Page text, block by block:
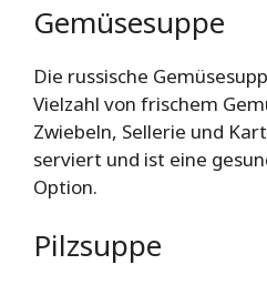
Gemüsesuppe
Die russische
Vielzahl von frischem
Zwiebeln, Sellerie und
serviert und ist eine
Option.
Pilzsuppe